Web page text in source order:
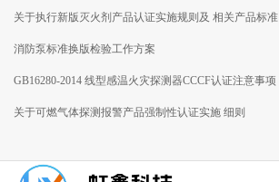
用技术要求》标准分析
关于执行新版灭火剂产品认证实施规则及 相关产品标准
有关要求的通知
消防泵标准换版检验工作方案
GB16280-2014 线型感温火灾探测器CCCF认证注意事项
关于可燃气体探测报警产品强制性认证实施 细则